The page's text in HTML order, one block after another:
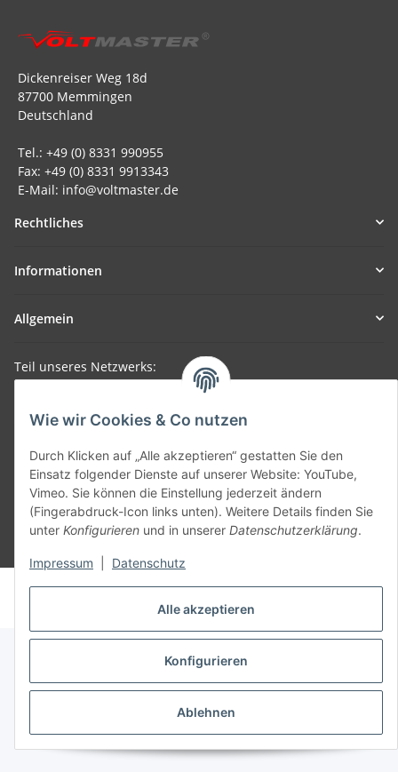
Alle akzeptieren
Konfigurieren
Ablehnen
Wie wir Cookies & Co nutzen
Durch Klicken auf „Alle akzeptieren“ gestatten Sie den
Einsatz folgender Dienste auf unserer Website: YouTube,
Vimeo. Sie können die Einstellung jederzeit ändern
(Fingerabdruck-Icon links unten). Weitere Details finden Sie
unter Konfigurieren und in unserer Datenschutzerklärung.
Impressum Datenschutz
Dickenreiser Weg 18d
87700 Memmingen
Deutschland
Tel.: +49 (0) 8331 990955
Fax: +49 (0) 8331 9913343
E-Mail: info@voltmaster.de
Rechtliches
Informationen
Allgemein
Teil unseres Netzwerks:
SmoliTec - Safety. Simplified. Worldwide. ( B2B Shop )
© voltmaster.de
Powered byJTL-Shop